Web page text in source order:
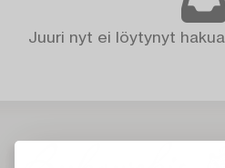
Juuri nyt ei löytynyt